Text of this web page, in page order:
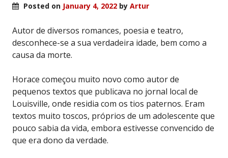
Posted on January 4, 2022 by Artur
Autor de diversos romances, poesia e teatro,
desconhece-se a sua verdadeira idade, bem como a
causa da morte.
Horace começou muito novo como autor de
pequenos textos que publicava no jornal local de
Louisville, onde residia com os tios paternos. Eram
textos muito toscos, próprios de um adolescente que
pouco sabia da vida, embora estivesse convencido de
que era dono da verdade.